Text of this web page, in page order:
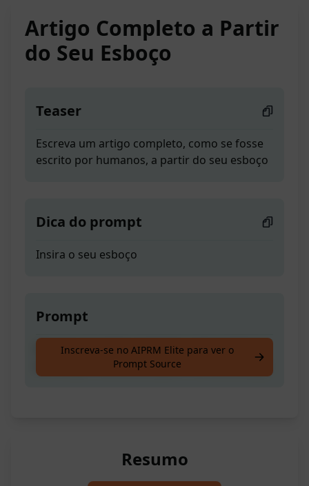
Artigo Completo a Partir
do Seu Esboço
Teaser
Escreva um artigo completo, como se fosse
escrito por humanos, a partir do seu esboço
Dica do prompt
Insira o seu esboço
Prompt
Escreva um artigo completo, como se fosse
escrito por humanos, a partir do seu esboço
Inscreva-se no AIPRM Elite para ver o
Prompt Source
Resumo